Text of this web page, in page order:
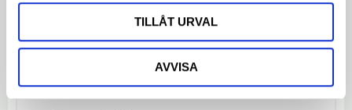
TILLÅT URVAL
AVVISA
Bli den första att lämna ett omdöme.